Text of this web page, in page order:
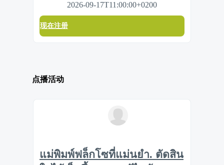
2026-09-17T11:00:00+0200
现在注册
点播活动
แม่พิมพ์ฟล็กโซที่แม่นยำ. ตัดสิน